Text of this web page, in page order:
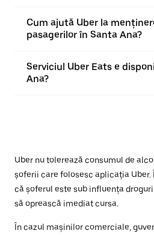
Cum ajută Uber la
pasagerilor în Santa Ana?
Serviciul Uber Eats e
Ana?
Uber nu tolerează consumul de
șoferii care folosesc aplicația Uber.
că șoferul este sub influența
să oprească imediat cursa.
În cazul mașinilor comerciale,